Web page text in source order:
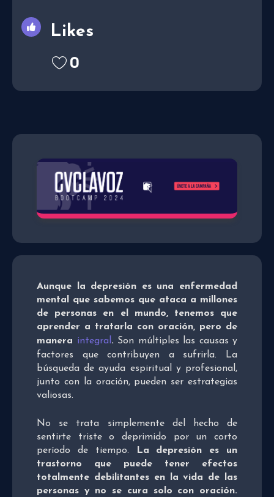
Aunque la depresión es una enfermedad
mental que sabemos que ataca a millones
de personas en el mundo, tenemos que
aprender a tratarla con oración, pero de
manera integral. Son múltiples las causas y
factores que contribuyen a sufrirla. La
búsqueda de ayuda espiritual y profesional,
junto con la oración, pueden ser estrategias
valiosas.
No se trata simplemente del hecho de
sentirte triste o deprimido por un corto
período de tiempo.
La depresión es un
trastorno que puede tener efectos
totalmente debilitantes en la vida de las
personas y no se cura solo con oración.
Likes
0